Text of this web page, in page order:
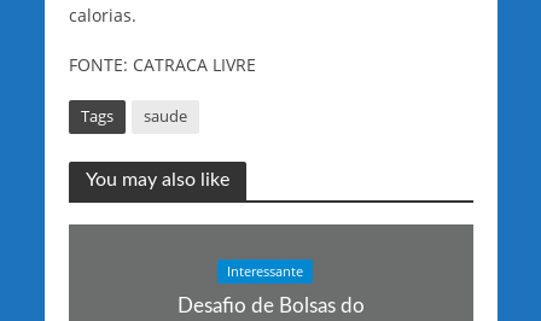
calorias.
FONTE: CATRACA LIVRE
Tags saude
You may also like
Interessante
Desafio de Bolsas do